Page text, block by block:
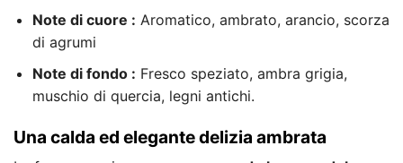
Note di cuore : Aromatico, ambrato, arancio, scorza
di agrumi
Note di fondo : Fresco speziato, ambra grigia,
muschio di quercia, legni antichi.
Una calda ed elegante delizia ambrata